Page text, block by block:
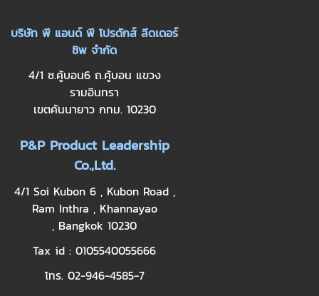
บริษัท พี แอนด์ พี โปรดักส์ ลีดเดอร์
ชิพ จำกัด
4/1 ซ.คู้บอน6 ถ.คู้บอน แขวง
รามอินทรา
เขตคันนายาว กทม. 10230
P&P Product Leadership
Co.,Ltd.
4/1 Soi Kubon 6 , Kubon Road ,
Ram Inthra , Khannayao
, Bangkok 10230
Tax id : 0105540055666
โทร. 02-946-4585-7